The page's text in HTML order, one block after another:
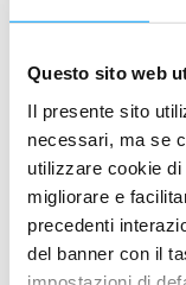
Questo sito web
Il presente sito
necessari, ma se
utilizzare cookie
migliorare e
precedenti
del banner con il
PLUS DI PRODOTTO
Massima
forti carichi
Maggiore
della